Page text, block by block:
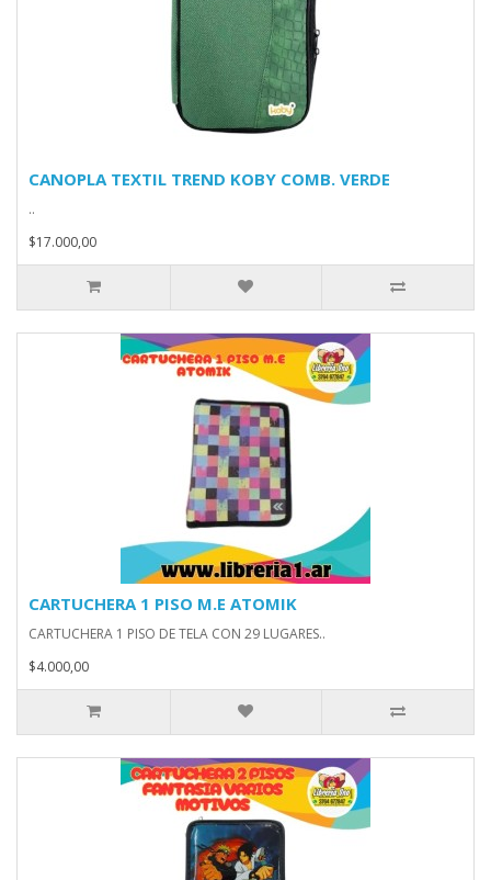
CANOPLA TEXTIL TREND KOBY COMB. VERDE
..
$17.000,00
CARTUCHERA 1 PISO M.E ATOMIK
CARTUCHERA 1 PISO DE TELA CON 29 LUGARES..
$4.000,00